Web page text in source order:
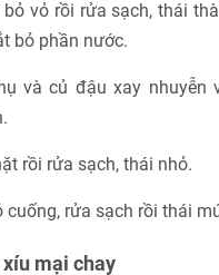
vỏ rồi rửa sạch, thái
bỏ phần nước.
và củ đậu xay nhuyễn
rồi rửa sạch, thái nhỏ.
cuống, rửa sạch rồi thái
mại chay